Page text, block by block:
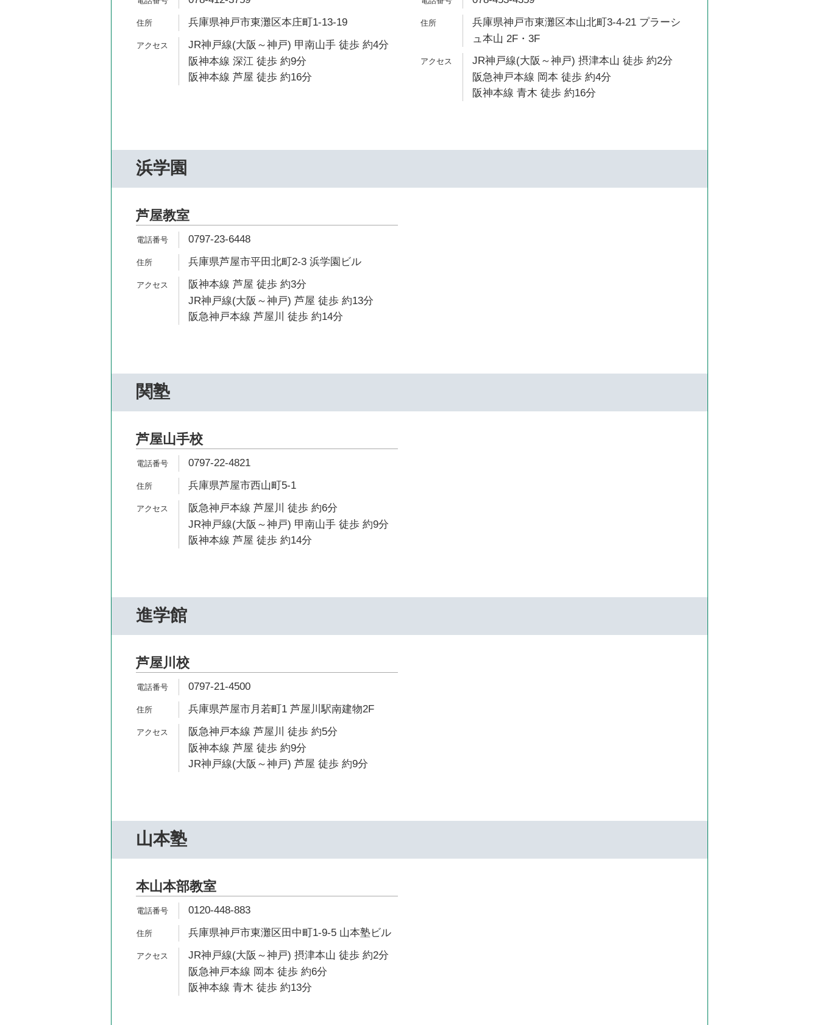
兵庫県神戸市東灘区本庄町1-13-19
JR神戸線(大阪～神戸) 甲南山手 徒歩 約4分
阪神本線 深江 徒歩 約9分
阪神本線 芦屋 徒歩 約16分
兵庫県神戸市東灘区本山北町3-4-21 プラーシ
ュ本山 2F・3F
JR神戸線(大阪～神戸) 摂津本山 徒歩 約2分
阪急神戸本線 岡本 徒歩 約4分
阪神本線 青木 徒歩 約16分
浜学園
芦屋教室
0797-23-6448
兵庫県芦屋市平田北町2-3 浜学園ビル
阪神本線 芦屋 徒歩 約3分
JR神戸線(大阪～神戸) 芦屋 徒歩 約13分
阪急神戸本線 芦屋川 徒歩 約14分
関塾
芦屋山手校
0797-22-4821
兵庫県芦屋市西山町5-1
阪急神戸本線 芦屋川 徒歩 約6分
JR神戸線(大阪～神戸) 甲南山手 徒歩 約9分
阪神本線 芦屋 徒歩 約14分
進学館
芦屋川校
0797-21-4500
兵庫県芦屋市月若町1 芦屋川駅南建物2F
阪急神戸本線 芦屋川 徒歩 約5分
阪神本線 芦屋 徒歩 約9分
JR神戸線(大阪～神戸) 芦屋 徒歩 約9分
山本塾
本山本部教室
0120-448-883
兵庫県神戸市東灘区田中町1-9-5 山本塾ビル
JR神戸線(大阪～神戸) 摂津本山 徒歩 約2分
阪急神戸本線 岡本 徒歩 約6分
阪神本線 青木 徒歩 約13分